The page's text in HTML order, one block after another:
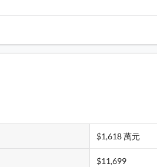
$1,618 萬元
$11,699